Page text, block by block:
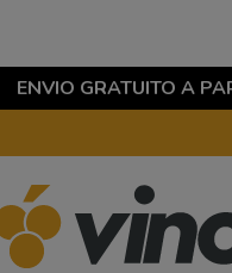
ENVIO GRATUITO A